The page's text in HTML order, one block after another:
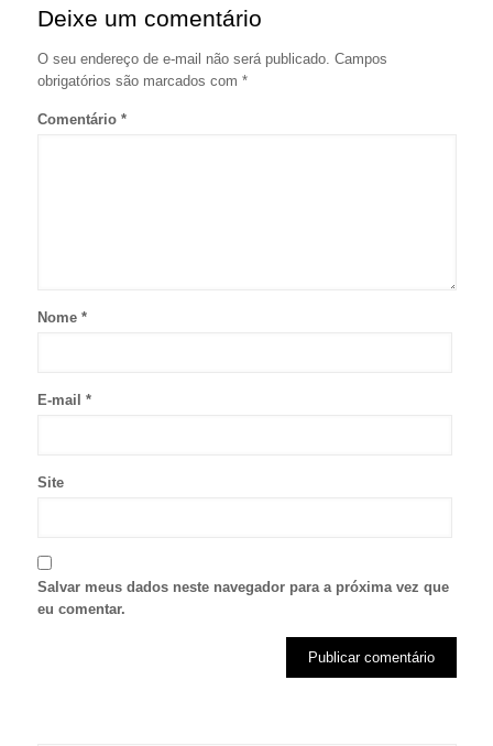
Deixe um comentário
O seu endereço de e-mail não será publicado. Campos
obrigatórios são marcados com *
Comentário *
Nome *
E-mail *
Site
Salvar meus dados neste navegador para a próxima vez que
eu comentar.